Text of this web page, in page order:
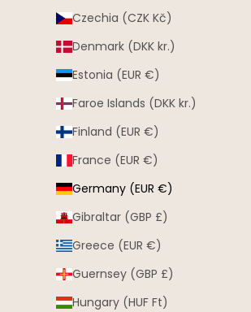
Czechia (CZK Kč)
Denmark (DKK kr.)
Estonia (EUR €)
Faroe Islands (DKK kr.)
Finland (EUR €)
France (EUR €)
Germany (EUR €)
Gibraltar (GBP £)
Greece (EUR €)
Guernsey (GBP £)
Hungary (HUF Ft)